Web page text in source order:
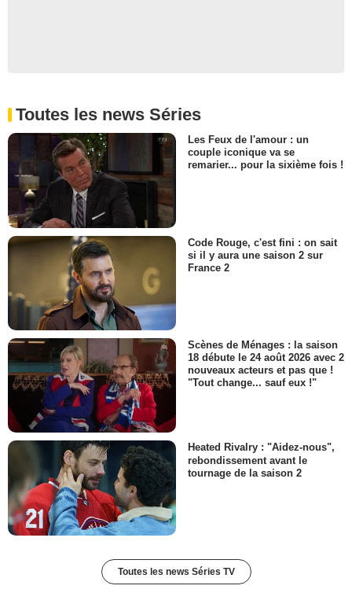
Toutes les news Séries
Les Feux de l'amour : un
couple iconique va se
remarier... pour la sixième fois !
Code Rouge, c'est fini : on sait
si il y aura une saison 2 sur
France 2
Scènes de Ménages : la saison
18 débute le 24 août 2026 avec 2
nouveaux acteurs et pas que !
"Tout change... sauf eux !"
Heated Rivalry : "Aidez-nous",
rebondissement avant le
tournage de la saison 2
Toutes les news Séries TV